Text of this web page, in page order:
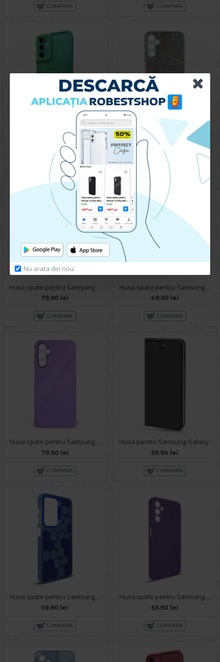
Nu arata din nou.
CUMPARA CUMPARA
Husa spate pentru Samsung Galaxy A14- Catwalk Case Verde
49.90 lei
CUMPARA
Husa spate pentru Samsung Galaxy A14- Deli Case Gold Black
79.90 lei
CUMPARA
Husa spate pentru Samsung Galaxy A14- Deli Case Gold
79.90 lei
CUMPARA
Husa spate pentru Samsung Galaxy A14- Glace case Verde
49.90 lei
CUMPARA
Husa spate pentru Samsung Galaxy A14- Lito Case Mov
79.90 lei
CUMPARA
Husa pentru Samsung Galaxy A14 - Carte X-Power Negru
59.90 lei
CUMPARA
Husa spate pentru Samsung Galaxy A14- Bozo case Albastru
59.90 lei
CUMPARA
Husa spate pentru Samsung Galaxy A14- Lys case Mov
59.90 lei
CUMPARA